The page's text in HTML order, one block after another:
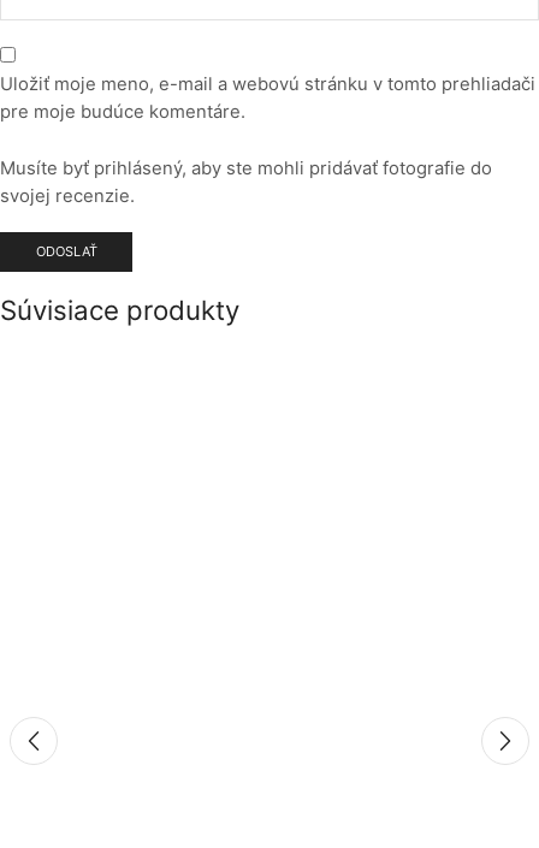
Uložiť moje meno, e-mail a webovú stránku v tomto prehliadači
pre moje budúce komentáre.
Musíte byť prihlásený, aby ste mohli pridávať fotografie do
svojej recenzie.
Súvisiace produkty